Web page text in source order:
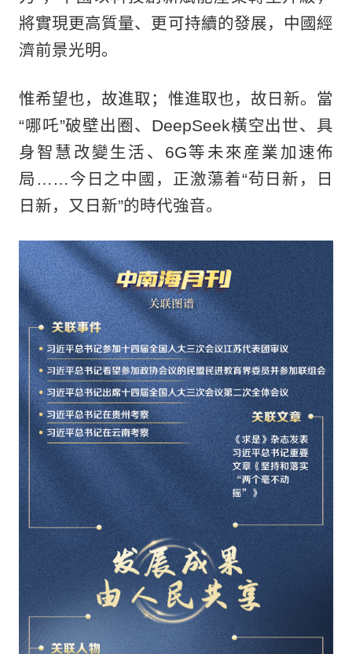
將實現更高質量、更可持續的發展，中國經
濟前景光明。
惟希望也，故進取；惟進取也，故日新。當
“哪吒”破壁出圈、DeepSeek橫空出世、具
身智慧改變生活、6G等未來産業加速佈
局……今日之中國，正激蕩着“茍日新，日
日新，又日新”的時代強音。